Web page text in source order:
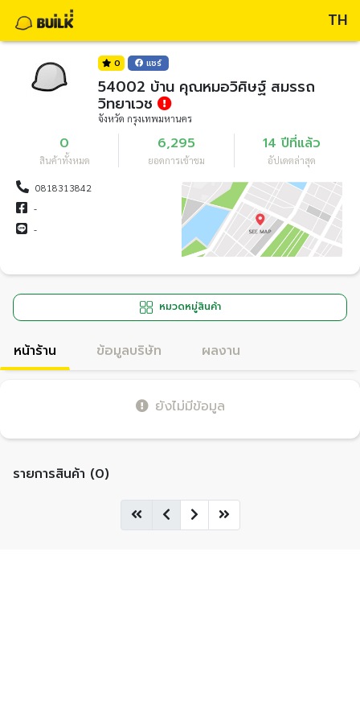
TH
0 แชร์
54002 บ้าน คุณหมอวิศิษฐ์ สมรรถ
วิทยาเวช
จังหวัด กรุงเทพมหานคร
0
สินค้าทั้งหมด
6,295
ยอดการเข้าชม
14 ปีที่แล้ว
อัปเดตล่าสุด
0818313842
-
-
หมวดหมู่สินค้า
หน้าร้าน ข้อมูลบริษัท ผลงาน
ยังไม่มีข้อมูล
รายการสินค้า (0)